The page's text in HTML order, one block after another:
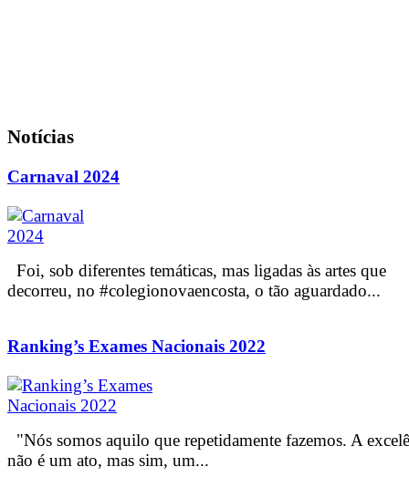
Notícias
Carnaval 2024
Foi, sob diferentes temáticas, mas ligadas às artes que
decorreu, no #colegionovaencosta, o tão aguardado...
Ranking’s Exames Nacionais 2022
"Nós somos aquilo que repetidamente fazemos. A
não é um ato, mas sim, um...